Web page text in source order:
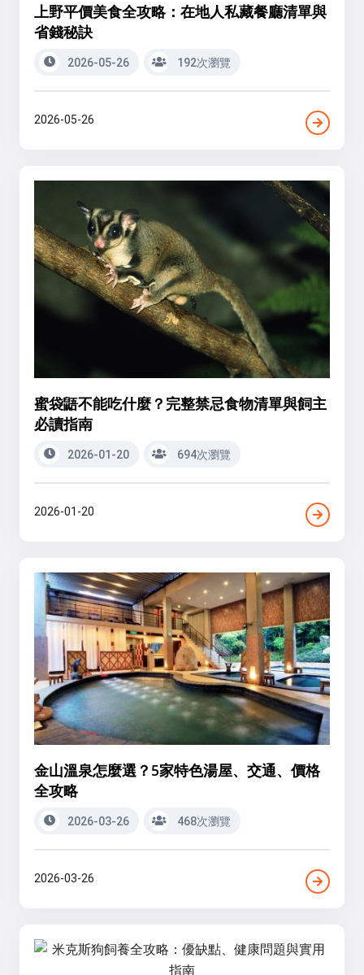
上野平價美食全攻略：在地人私藏餐廳清單與
省錢秘訣
2026-05-26 192次瀏覽
2026-05-26
蜜袋鼯不能吃什麼？完整禁忌食物清單與飼主
必讀指南
2026-01-20 694次瀏覽
2026-01-20
金山溫泉怎麼選？5家特色湯屋、交通、價格
全攻略
2026-03-26 468次瀏覽
2026-03-26